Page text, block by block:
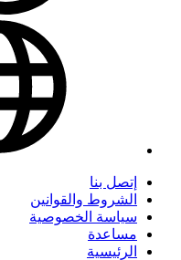
إتصل بنا
الشروط والقوانين
سياسة الخصوصية
مساعدة
الرئيسية